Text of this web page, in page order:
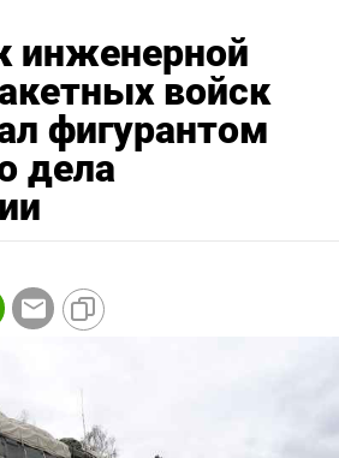
инженерной
войск
фигурантом
дела